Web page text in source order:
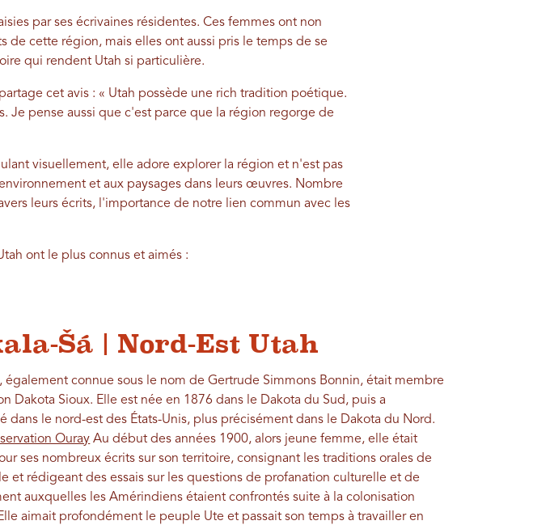
par ses écrivaines résidentes. Ces femmes ont non
de cette région, mais elles ont aussi pris le temps de se
qui rendent Utah si particulière.
cet avis : « Utah possède une rich tradition poétique.
Je pense aussi que c'est parce que la région regorge de
visuellement, elle adore explorer la région et n'est pas
et aux paysages dans leurs œuvres. Nombre
leurs écrits, l'importance de notre lien commun avec les
ont le plus connus et aimés :
Šá | Nord-Est Utah
également connue sous le nom de Gertrude Simmons Bonnin, était membre
Dakota Sioux. Elle est née en 1876 dans le Dakota du Sud, puis a
dans le nord-est des États-Unis, plus précisément dans le Dakota du Nord.
Ouray Au début des années 1900, alors jeune femme, elle était
ses nombreux écrits sur son territoire, consignant les traditions orales de
et rédigeant des essais sur les questions de profanation culturelle et de
auxquelles les Amérindiens étaient confrontés suite à la colonisation
aimait profondément le peuple Ute et passait son temps à travailler en